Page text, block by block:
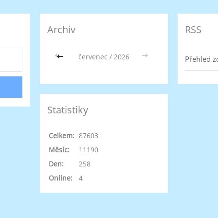
Archiv
<< červenec / 2026 >>
RSS
Přehled
Statistiky
Online: 4
Celkem: 87603
Měsíc:
11190
Den:
258